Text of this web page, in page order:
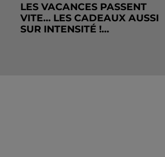
LES VACANCES PASSENT
VITE... LES CADEAUX AUSSI
SUR INTENSITÉ !...